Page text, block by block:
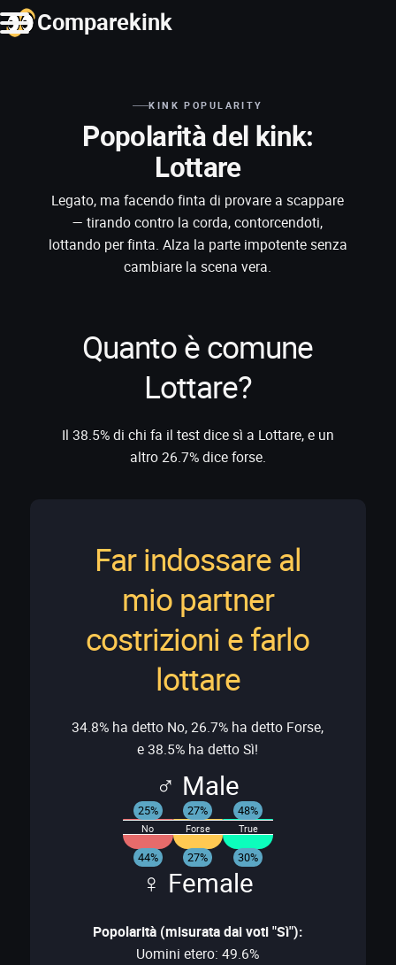
Comparekink
KINK POPULARITY
Popolarità del kink:
Lottare
Legato, ma facendo finta di provare a scappare
— tirando contro la corda, contorcendoti,
lottando per finta. Alza la parte impotente senza
cambiare la scena vera.
Quanto è comune
Lottare?
Il 38.5% di chi fa il test dice sì a Lottare, e un
altro 26.7% dice forse.
Far indossare al
mio partner
costrizioni e farlo
lottare
34.8% ha detto No, 26.7% ha detto Forse,
e 38.5% ha detto Sì!
♂ Male
No
25%
Forse
27%
True
48%
44% 27% 30%
♀ Female
Popolarità (misurata dai voti "Sì"):
Uomini etero: 49.6%